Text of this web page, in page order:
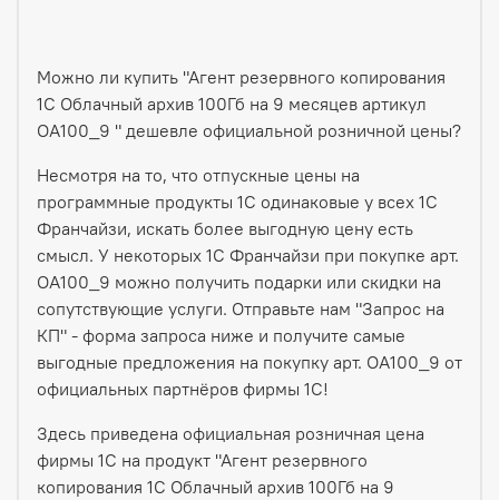
Можно ли купить "Агент резервного копирования
1С Облачный архив 100Гб на 9 месяцев артикул
ОА100_9 " дешевле официальной розничной цены?
Несмотря на то, что отпускные цены на
программные продукты 1С одинаковые у всех 1С
Франчайзи, искать более выгодную цену есть
смысл. У некоторых 1С Франчайзи при покупке арт.
ОА100_9 можно получить подарки или скидки на
сопутствующие услуги. Отправьте нам "Запрос на
КП" - форма запроса ниже и получите самые
выгодные предложения на покупку арт. ОА100_9 от
официальных партнёров фирмы 1С!
Здесь приведена официальная розничная цена
фирмы 1С на продукт "Агент резервного
копирования 1С Облачный архив 100Гб на 9